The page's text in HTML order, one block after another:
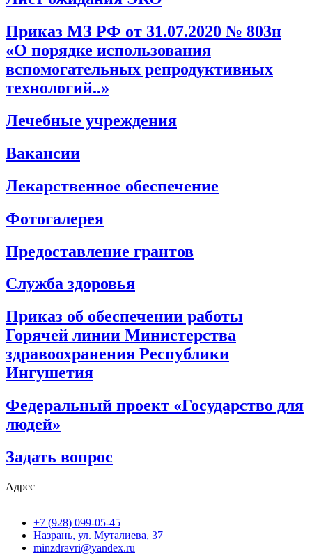
Приказ МЗ РФ от 31.07.2020 № 803н
«О порядке использования
вспомогательных репродуктивных
технологий..»
Лечебные учреждения
Вакансии
Лекарственное обеспечение
Фотогалерея
Предоставление грантов
Служба здоровья
Приказ об обеспечении работы
Горячей линии Министерства
здравоохранения Республики
Ингушетия
Федеральный проект «Государство для
людей»
Задать вопрос
Адрес
+7 (928) 099-05-45
Назрань, ул. Муталиева, 37
minzdravri@yandex.ru